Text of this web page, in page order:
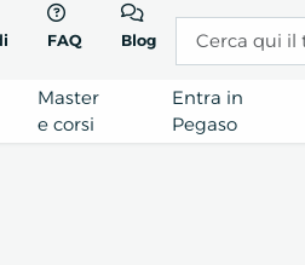
FAQ Blog
Master
e corsi
Entra in
Pegaso